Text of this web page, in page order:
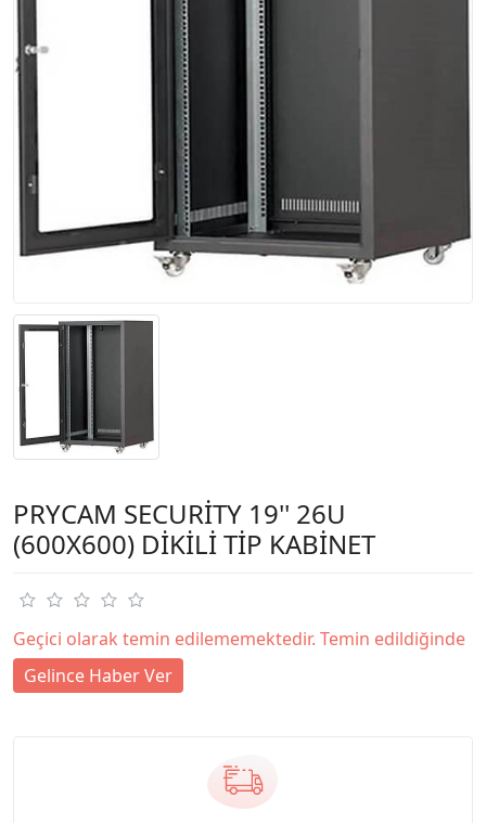
PRYCAM SECURİTY 19'' 26U
(600X600) DİKİLİ TİP KABİNET
Geçici olarak temin edilememektedir. Temin edildiğinde
Gelince Haber Ver